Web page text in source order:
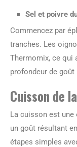
Sel et poivre
Commencez par
tranches. Les
Thermomix, ce qui
profondeur de goût
Cuisson de
La cuisson est une
un goût résultant
étapes simples